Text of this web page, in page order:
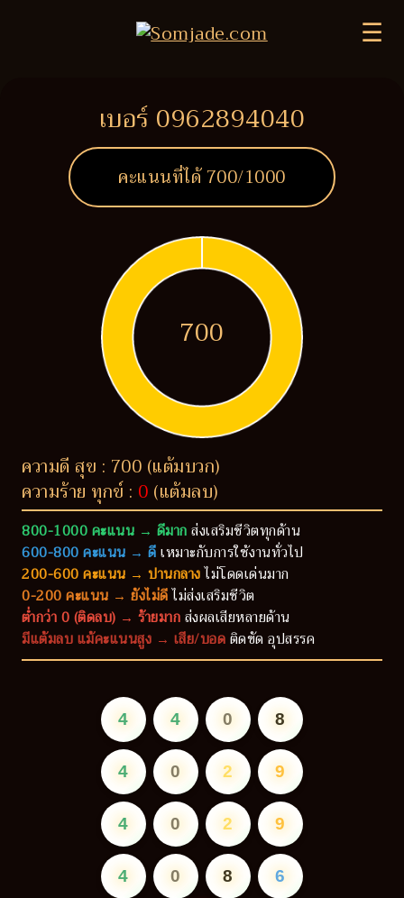
☰
เบอร์ 0962894040
คะแนนที่ได้700/1000
700
ความดี สุข : 700 (แต้มบวก)
ความร้าย ทุกข์ : 0 (แต้มลบ)
800-1000 คะแนน → ดีมากส่งเสริมชีวิตทุกด้าน
600-800 คะแนน → ดีเหมาะกับการใช้งานทั่วไป
200-600 คะแนน → ปานกลางไม่โดดเด่นมาก
0-200 คะแนน → ยังไม่ดีไม่ส่งเสริมชีวิต
ต่ำกว่า 0 (ติดลบ) → ร้ายมากส่งผลเสียหลายด้าน
มีแต้มลบ แม้คะแนนสูง → เสีย/บอดติดขัด อุปสรรค
4 4 0 8
4 0 2 9
4 0 2 9
4 0 8 6